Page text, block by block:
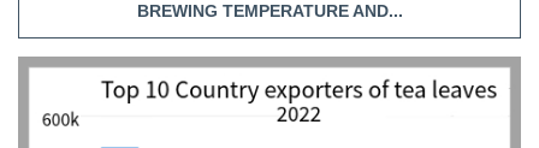
BREWING TEMPERATURE AND...